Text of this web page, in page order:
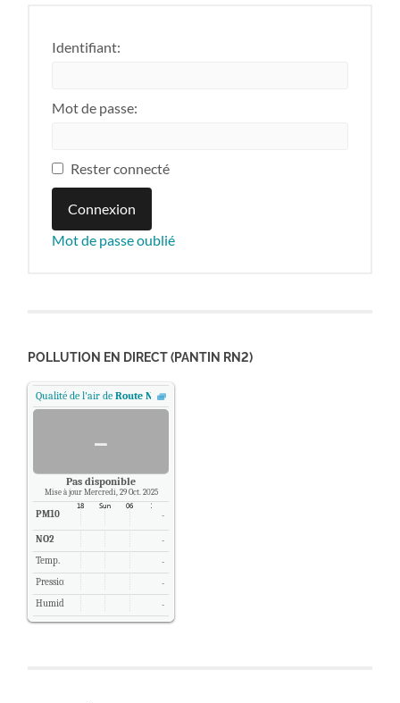
Identifiant:
Mot de passe:
Rester connecté
Connexion
Mot de passe oublié
POLLUTION EN DIRECT (PANTIN RN2)
Qualité de l'air deRoute Nationale 2 - Pantin, Paris
-
Pas disponible
Mise à jour Mercredi, 29 Oct. 2025
PM10 -
NO2 -
Temp. -
Pression -
Humidité -